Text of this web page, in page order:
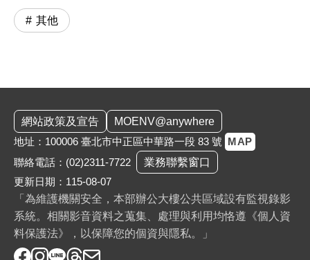
其他
網站政策及宣告
MOENV@anywhere
地址：100006 臺北市中正區中華路一段 83 號 MAP
聯絡電話： (02)2311-7722
業務聯繫窗口
更新日期：115-08-07
「為維護機關安全，本部辦公大樓公共區域設有監視錄影
系統。相關影音資料之蒐集、處理與利用均恪遵《個人資
料保護法》，以保障您的個資與隱私。」